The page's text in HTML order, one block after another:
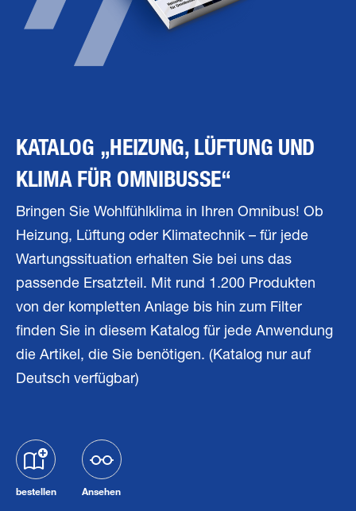
KATALOG „HEIZUNG, LÜFTUNG UND
KLIMA FÜR OMNIBUSSE“
Bringen Sie Wohlfühlklima in Ihren Omnibus! Ob
Heizung, Lüftung oder Klimatechnik – für jede
Wartungssituation erhalten Sie bei uns das
passende Ersatzteil. Mit rund 1.200 Produkten
von der kompletten Anlage bis hin zum Filter
finden Sie in diesem Katalog für jede Anwendung
die Artikel, die Sie benötigen. (Katalog nur auf
Deutsch verfügbar)
bestellen Ansehen